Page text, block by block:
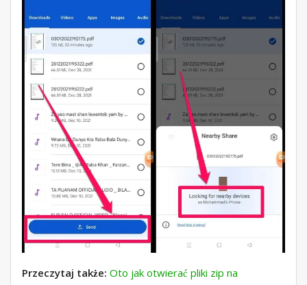
Przeczytaj także: Oto jak otwierać pliki zip na